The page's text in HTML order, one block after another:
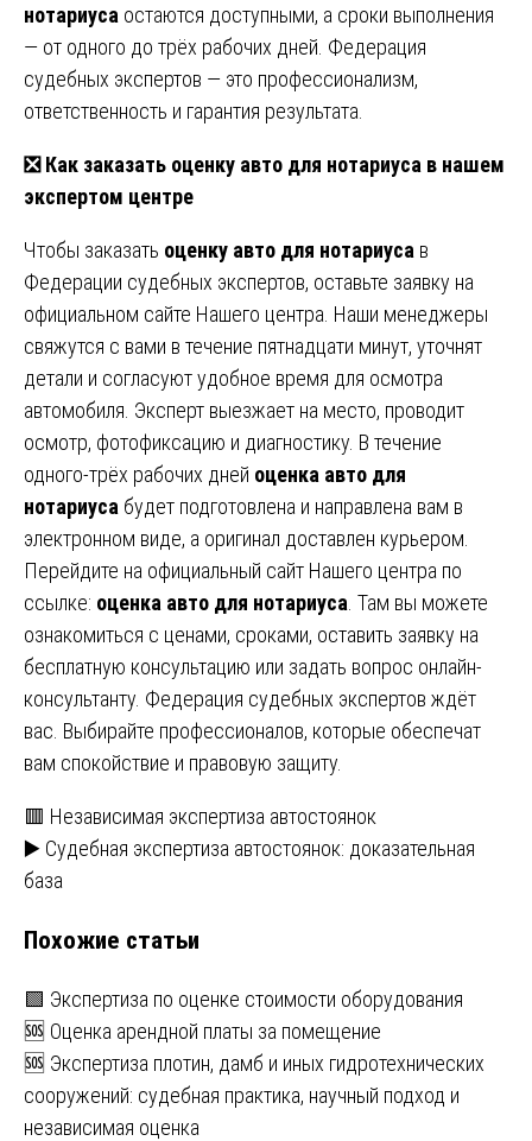
нотариуса остаются доступными, а сроки выполнения
— от одного до трёх рабочих дней. Федерация
судебных экспертов — это профессионализм,
ответственность и гарантия результата.
❎ Как заказать оценку авто для нотариуса в нашем
экспертом центре
Чтобы заказать оценку авто для нотариуса в
Федерации судебных экспертов, оставьте заявку на
официальном сайте Нашего центра. Наши менеджеры
свяжутся с вами в течение пятнадцати минут, уточнят
детали и согласуют удобное время для осмотра
автомобиля. Эксперт выезжает на место, проводит
осмотр, фотофиксацию и диагностику. В течение
одного-трёх рабочих дней оценка авто для
нотариуса будет подготовлена и направлена вам в
электронном виде, а оригинал доставлен курьером.
Перейдите на официальный сайт Нашего центра по
ссылке: оценка авто для нотариуса . Там вы можете
ознакомиться с ценами, сроками, оставить заявку на
бесплатную консультацию или задать вопрос онлайн-
консультанту. Федерация судебных экспертов ждёт
вас. Выбирайте профессионалов, которые обеспечат
вам спокойствие и правовую защиту.
Навигация
по
🟥 Независимая экспертиза автостоянок
▶️ Судебная экспертиза автостоянок: доказательная
база
Похожие статьи
🟩 Экспертиза по оценке стоимости оборудования
🆘 Оценка арендной платы за помещение
🆘 Экспертиза плотин, дамб и иных гидротехнических
сооружений: судебная практика, научный подход и
независимая оценка